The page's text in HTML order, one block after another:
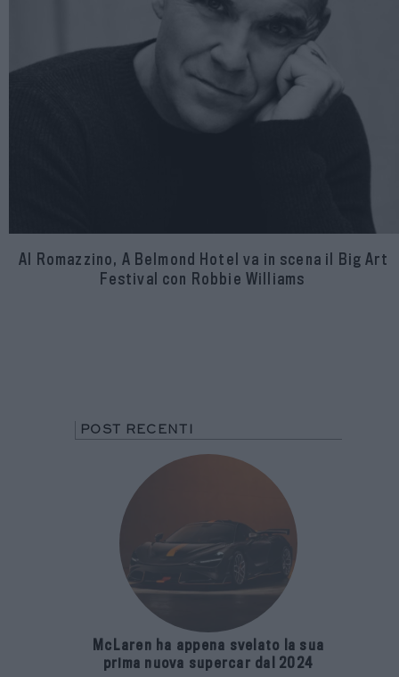
Al Romazzino, A Belmond Hotel va in scena il Big Art
Festival con Robbie Williams
POST RECENTI
McLaren ha appena svelato la sua
prima nuova supercar dal 2024